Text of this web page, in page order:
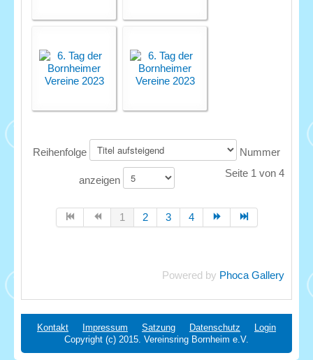
Reihenfolge Nummer
anzeigen
Seite 1 von 4
1 2 3 4
Powered by Phoca Gallery
Kontakt Impressum Satzung Datenschutz
Login
Copyright (c) 2015. Vereinsring Bornheim e.V.